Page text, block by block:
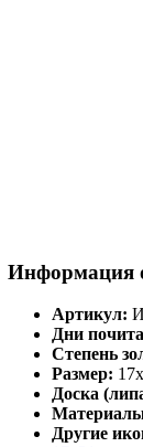
Информация
Артикул:
Дни
Степень
Размер:
Доска
Другие